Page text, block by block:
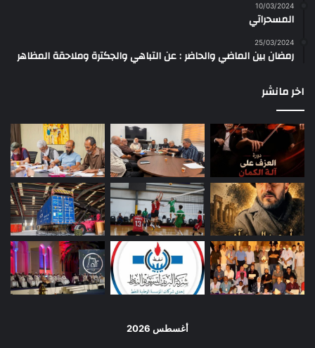
10/03/2024
المسحراتي
25/03/2024
رمضان بين الماضي والحاضر : عن التباهي والجكترة وملاحقة المظاهر
اخر مانشر
أغسطس 2026